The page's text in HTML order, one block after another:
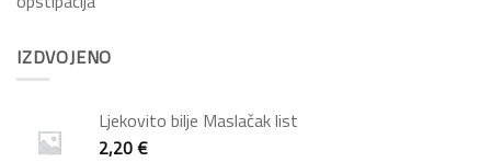
IZDVOJENO
Ljekovito bilje Maslačak list
2,20€